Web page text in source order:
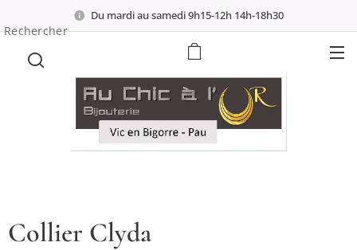
Du mardi au samedi 9h15-12h 14h-18h30
Rechercher
Collier Clyda